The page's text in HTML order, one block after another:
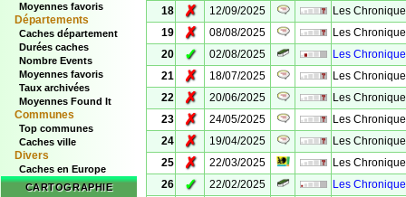
Moyennes favoris
Départements
Caches département
Durées caches
Nombre Events
Moyennes favoris
Taux archivées
Moyennes Found It
Communes
Top communes
Caches ville
Divers
Caches en Europe
CARTOGRAPHIE
18
✗ 12/09/2025
Les
19
✗ 08/08/2025
Les
20
✓ 02/08/2025
Les
21
✗ 18/07/2025
Les
22
✗ 20/06/2025
Les
23
✗ 24/05/2025
Les
24
✗ 19/04/2025
Les
25
✗ 22/03/2025
Les
26
✓ 22/02/2025
Les